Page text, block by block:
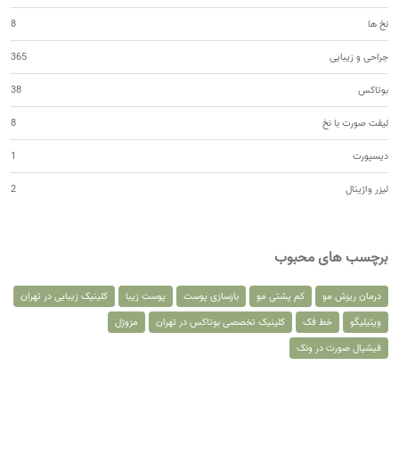
نخ ها 8
جراحی و زیبایی 365
بوتاکس 38
لیفت صورت با نخ 8
دیسپورت 1
لیزر واژینال 2
برچسب های محبوب
درمان ریزش مو کم پشتی مو بازسازی پوست پوست زیبا
کلینیک زیبایی در تهران
ویتیلیگو
خط فک کلینیک تخصصی بوتاکس در تهران
مزوژل
فیشیال صورت در ونک